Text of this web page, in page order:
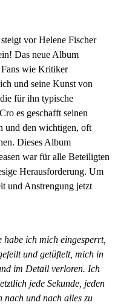
vor Helene Fischer
Das neue Album
Fans wie Kritiker
und seine Kunst von
für ihn typische
es geschafft seinen
und den wichtigen, oft
Dieses Album
war für alle Beteiligten
Herausforderung. Um
und Anstrengung jetzt
habe ich mich eingesperrt,
und getüftelt, mich in
im Detail verloren. Ich
jede Sekunde, jeden
nach und nach alles zu